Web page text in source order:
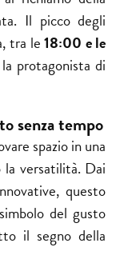
Il picco degli
tra le18:00 e le
protagonista di
senza tempo
spazio in una
versatilità. Dai
questo
del gusto
il segno della